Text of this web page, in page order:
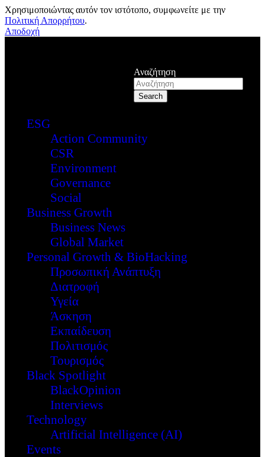
Χρησιμοποιώντας αυτόν τον ιστότοπο, συμφωνείτε με την
Πολιτική Απορρήτου.
Αποδοχή
Αναζήτηση
ESG
Action Community
CSR
Environment
Governance
Social
Business Growth
Business News
Global Market
Personal Growth & BioHacking
Προσωπική Ανάπτυξη
Διατροφή
Υγεία
Άσκηση
Εκπαίδευση
Πολιτισμός
Τουρισμός
Black Spotlight
BlackOpinion
Interviews
Technology
Artificial Intelligence (AI)
Events